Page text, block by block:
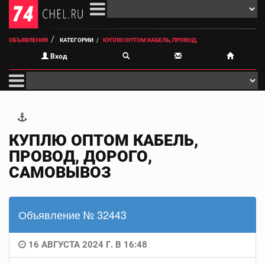
ОБЪЯВЛЕНИЯ КАТЕГОРИИ КУПЛЮ ОПТОМ КАБЕЛЬ, ПРОВОД,
Вход
КУПЛЮ ОПТОМ КАБЕЛЬ,
ПРОВОД, ДОРОГО,
САМОВЫВОЗ
Объявление № 32443
16 АВГУСТА 2024 Г. В 16:48